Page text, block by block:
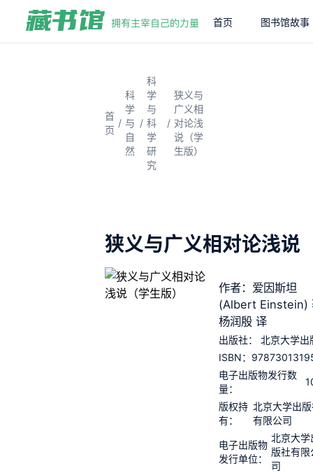
首页 图书馆故事
首
页
/
科
学
与
自
然
/
科
学
与
科
学
研
究
/
狭义与
广义相
对论浅
说（学
生版）
狭义与广义相对论浅说
作者：爱因斯坦
(Albert Einstein)
杨润殷 译
出版社：
北京大学出
ISBN：
电子出版物发行数
量：
版权持
有：
北京大学出
有限公司
电子出版物
发行单位：
北京大学
版社有限
司